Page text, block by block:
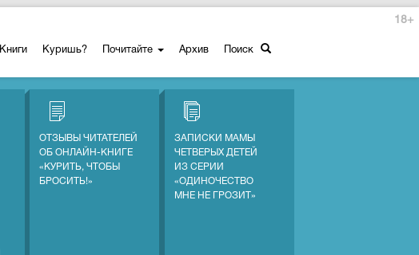
Книги Куришь? Почитайте Архив Поиск
18+
ОТЗЫВЫ ЧИТАТЕЛЕЙ
ОБ ОНЛАЙН-КНИГЕ
«КУРИТЬ, ЧТОБЫ
БРОСИТЬ!»
ЗАПИСКИ МАМЫ
ЧЕТВЕРЫХ ДЕТЕЙ
ИЗ СЕРИИ
«ОДИНОЧЕСТВО
МНЕ НЕ ГРОЗИТ»